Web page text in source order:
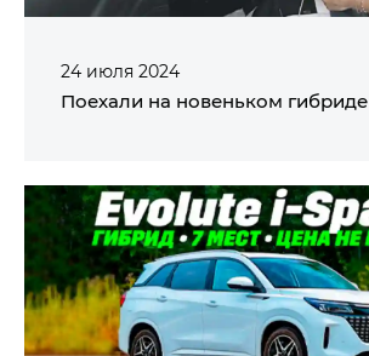
24 июля 2024
Поехали на новеньком гибриде